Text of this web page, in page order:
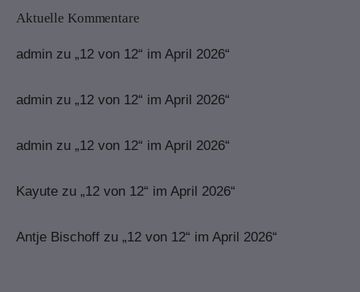
Aktuelle Kommentare
admin zu „12 von 12“ im April 2026“
admin zu „12 von 12“ im April 2026“
admin zu „12 von 12“ im April 2026“
Kayute zu „12 von 12“ im April 2026“
Antje Bischoff zu „12 von 12“ im April 2026“